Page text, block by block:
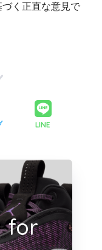
く正直な意見で
LINE
for